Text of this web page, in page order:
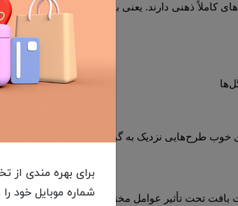
عشایری تولید می‌کنند.
تحت تأثیر عوامل مختلفی قرار دارد که از جمله مهم‌ترین آن‌ها
برای بهره مندی از
شماره موبایل خود را